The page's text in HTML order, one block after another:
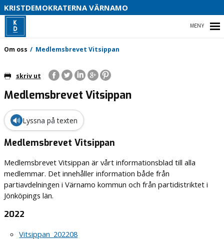
KRISTDEMOKRATERNA VÄRNAMO
HEM
STARTSIDA
OM OSS
KONTAKTA OSS
VAL
Om oss Medlemsbrevet Vitsippan
skriv ut
Medlemsbrevet Vitsippan
🔊 Lyssna på texten
Medlemsbrevet Vitsippan
Medlemsbrevet Vitsippan är vårt informationsblad till alla
medlemmar. Det innehåller information både från
partiavdelningen i Värnamo kommun och från partidistriktet i
Jönköpings län.
2022
Vitsippan_202208